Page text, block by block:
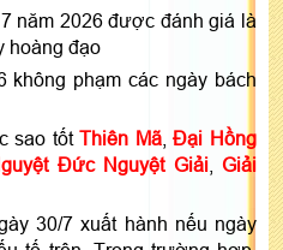
năm 2026 được đánh giá là
hoàng đạo
không phạm các ngày bách
sao tốtThiên Mã, Đại Hồng
Đức Nguyệt Giải,Giải
30/7 xuất hành nếu ngày